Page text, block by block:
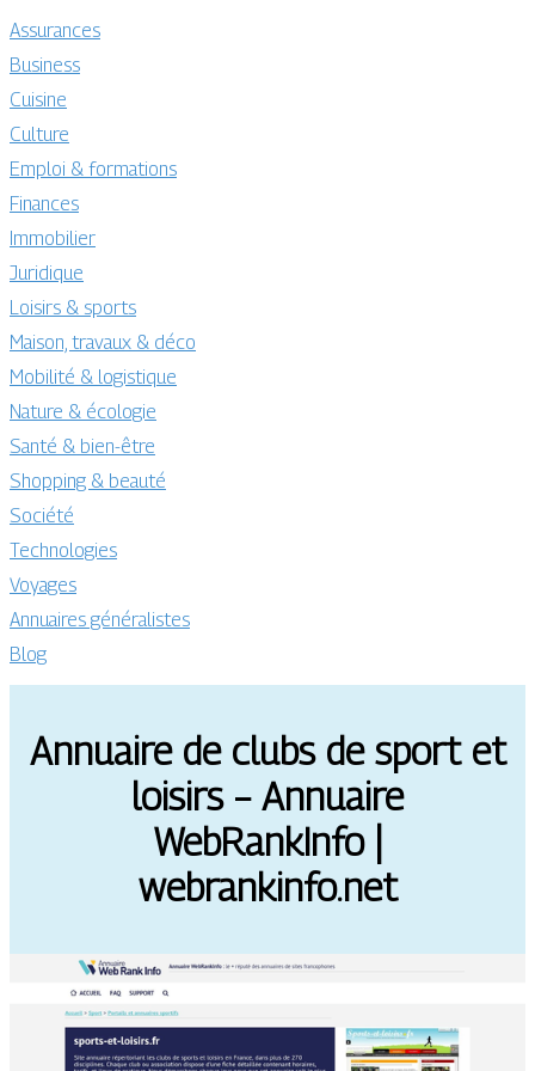
Assurances
Business
Cuisine
Culture
Emploi & formations
Finances
Immobilier
Juridique
Loisirs & sports
Maison, travaux & déco
Mobilité & logistique
Nature & écologie
Santé & bien-être
Shopping & beauté
Société
Technologies
Voyages
Annuaires généralistes
Blog
Annuaire de clubs de sport et
loisirs – Annuaire
WebRankInfo |
webrankinfo.net